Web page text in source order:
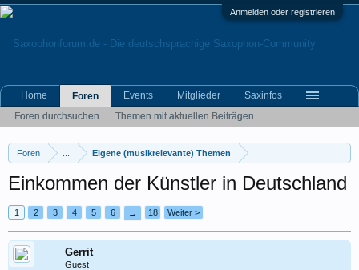
Anmelden oder registrieren
Foren Eigene (musikrelevante) Themen
Einkommen der Künstler in Deutschland
1 2 3 4 5 6 → 18 Weiter >
Gerrit
Guest
Home
Foren
Foren durchsuchen
Themen mit aktuellen Beiträgen
Events Mitglieder Saxinfos